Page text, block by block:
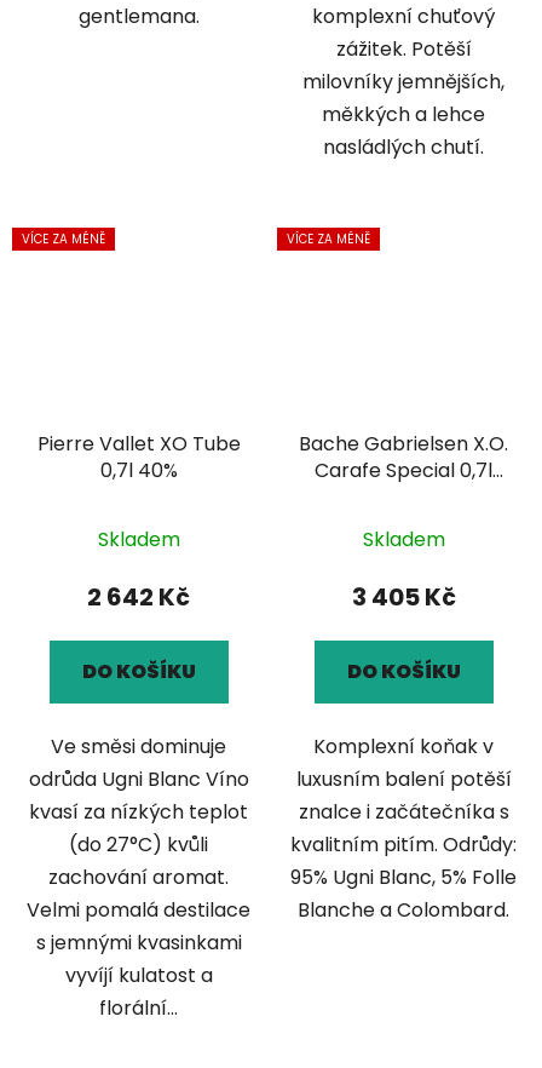
gentlemana.
komplexní chuťový
zážitek. Potěší
milovníky jemnějších,
měkkých a lehce
nasládlých chutí.
VÍCE ZA MÉNĚ
Pierre Vallet XO Tube
0,7l 40%
Skladem
2 642 Kč
DO KOŠÍKU
Ve směsi dominuje
odrůda Ugni Blanc Víno
kvasí za nízkých teplot
(do 27°C) kvůli
zachování aromat.
Velmi pomalá destilace
s jemnými kvasinkami
vyvíjí kulatost a
florální...
VÍCE ZA MÉNĚ
Bache Gabrielsen X.O.
Carafe Special 0,7l
Skladem
3 405 Kč
DO KOŠÍKU
Komplexní koňak v
luxusním balení potěší
znalce i začátečníka s
kvalitním pitím. Odrůdy:
95% Ugni Blanc, 5% Folle
Blanche a Colombard.